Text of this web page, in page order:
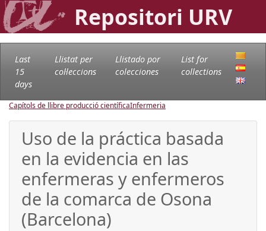
Repositori URV
Last
15
days
Llistat per
col·leccions
Llistado por
colecciones
List for
collections
Capítols de llibre producció científicaInfermeria
Uso de la práctica basada
en la evidencia en las
enfermeras y enfermeros
de la comarca de Osona
(Barcelona)